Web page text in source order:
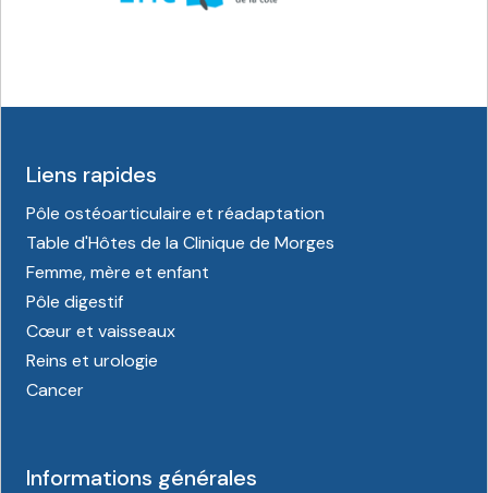
Liens rapides
Pôle ostéoarticulaire et réadaptation
Table d'Hôtes de la Clinique de Morges
Femme, mère et enfant
Pôle digestif
Cœur et vaisseaux
Reins et urologie
Cancer
Informations générales